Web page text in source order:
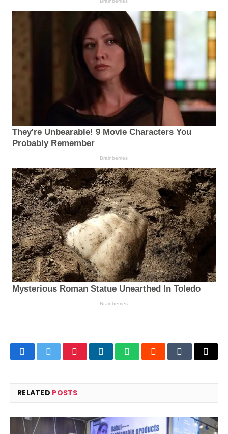
FacebookTwitterPinterestLinkedInWhatsAppRedditTumblrEmail
RELATED POSTS